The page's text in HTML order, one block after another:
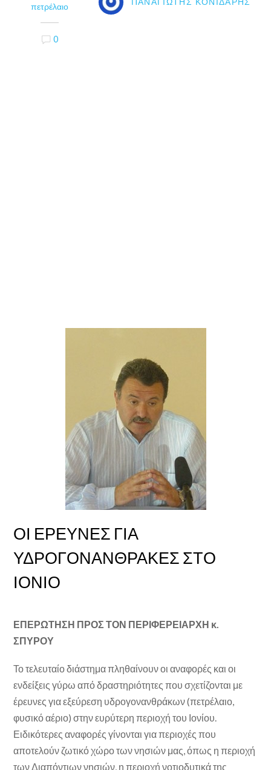
πετρέλαιο
0
ΟΙ ΕΡΕΥΝΕΣ ΓΙΑ
ΥΔΡΟΓΟΝΑΝΘΡΑΚΕΣ ΣΤΟ
ΙΟΝΙΟ
ΕΠΕΡΩΤΗΣΗ ΠΡΟΣ ΤΟΝ ΠΕΡΙΦΕΡΕΙΑΡΧΗ κ.
ΣΠΥΡΟΥ
Το τελευταίο διάστημα πληθαίνουν οι αναφορές και οι
ενδείξεις γύρω από δραστηριότητες που σχετίζονται με
έρευνες για εξεύρεση υδρογονανθράκων (πετρέλαιο,
φυσικό αέριο) στην ευρύτερη περιοχή του Ιονίου.
Ειδικότερες αναφορές γίνονται για περιοχές που
αποτελούν ζωτικό χώρο των νησιών μας, όπως η περιοχή
των Διαπόντιων νησιών, η περιοχή νοτιοδυτικά της